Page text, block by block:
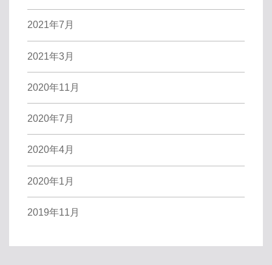
2021年7月
2021年3月
2020年11月
2020年7月
2020年4月
2020年1月
2019年11月